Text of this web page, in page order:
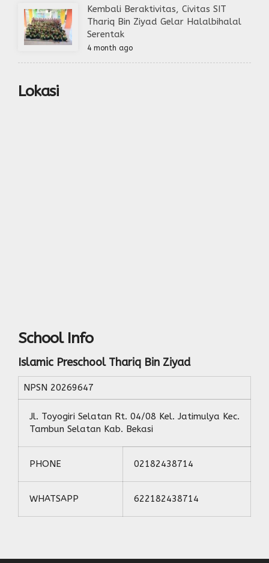
Kembali Beraktivitas, Civitas SIT
Thariq Bin Ziyad Gelar Halalbihalal
Serentak
4 month ago
Lokasi
School Info
Islamic Preschool Thariq Bin Ziyad
NPSN 20269647
Jl. Toyogiri Selatan Rt. 04/08 Kel. Jatimulya Kec.
Tambun Selatan Kab. Bekasi
PHONE 02182438714
WHATSAPP 622182438714